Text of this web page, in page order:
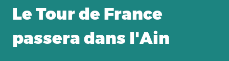
Le Tour de France
passera dans l'Ain